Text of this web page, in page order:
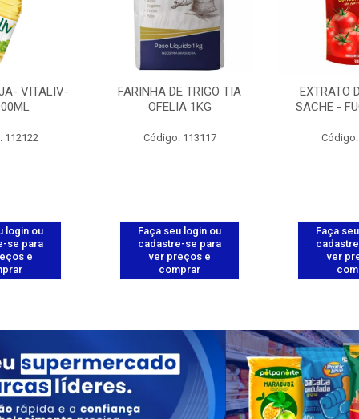
VITALIV-
112122
login ou
se para
e
FARINHA DE TRIGO TIA
OFELIA 1KG
Código: 113117
Faça seu login ou
cadastre-se para
ver preços e
comprar
EXTRATO
SACHE -
Faça
ver